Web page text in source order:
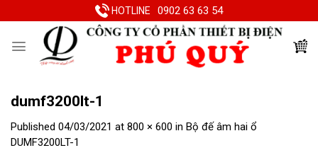
to
HOTLINE 0902 63 63 54
dumf3200lt-1
Published 04/03/2021 at 800 × 600 in Bộ đế âm hai ổ
DUMF3200LT-1